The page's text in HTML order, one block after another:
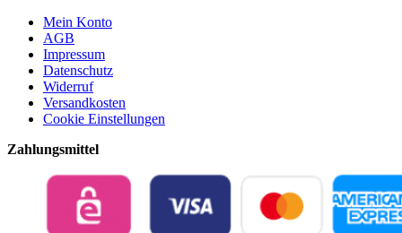
Mein Konto
AGB
Impressum
Datenschutz
Widerruf
Versandkosten
Cookie Einstellungen
Zahlungsmittel